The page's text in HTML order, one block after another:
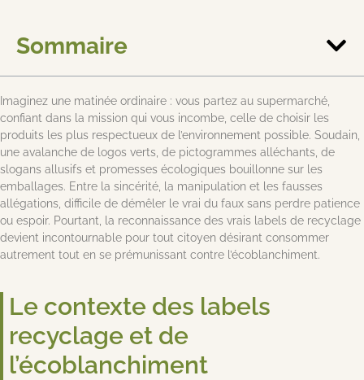
Sommaire
Imaginez une matinée ordinaire : vous partez au supermarché,
confiant dans la mission qui vous incombe, celle de choisir les
produits les plus respectueux de l’environnement possible. Soudain,
une avalanche de logos verts, de pictogrammes alléchants, de
slogans allusifs et promesses écologiques bouillonne sur les
emballages. Entre la sincérité, la manipulation et les fausses
allégations, difficile de démêler le vrai du faux sans perdre patience
ou espoir. Pourtant, la reconnaissance des vrais labels de recyclage
devient incontournable pour tout citoyen désirant consommer
autrement tout en se prémunissant contre l’écoblanchiment.
Le contexte des labels
recyclage et de
l’écoblanchiment